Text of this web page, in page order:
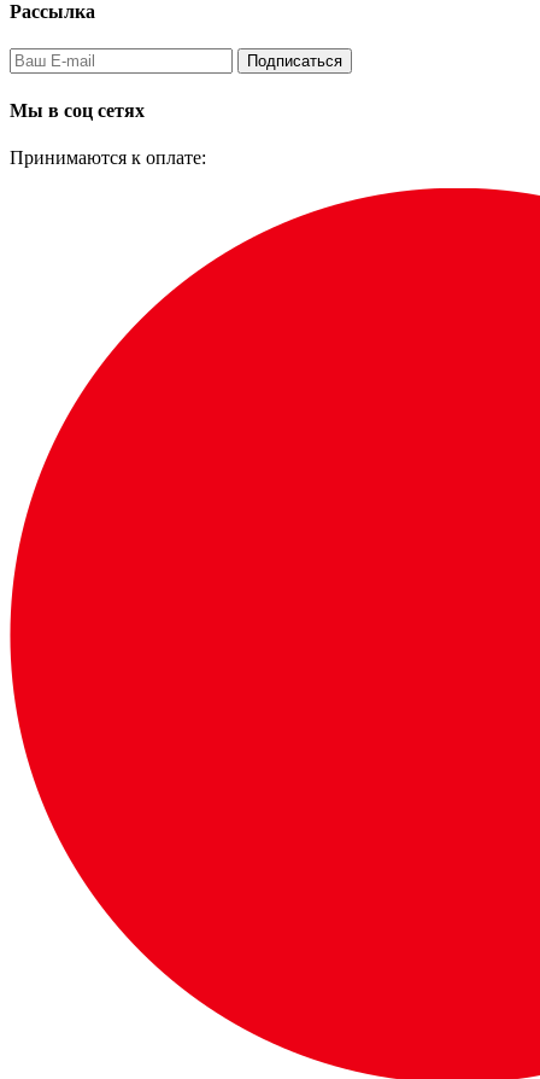
Рассылка
Подписаться
Мы в соц сетях
Принимаются к оплате: